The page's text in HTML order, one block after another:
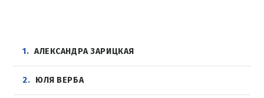
1 АЛЕКСАНДРА ЗАРИЦКАЯ
2 ЮЛЯ ВЕРБА